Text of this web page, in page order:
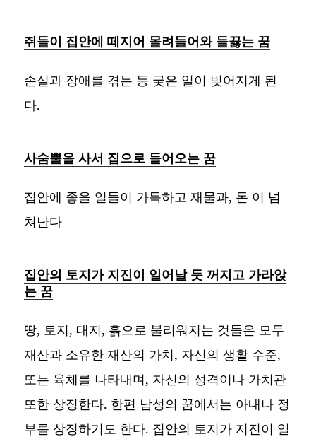
쥐들이 집안에 떼지어 몰려들어와 들끓는 꿈
손실과 장애를 겪는 등 궂은 일이 빚어지게 된
다.
사숨뿔을 사서 집으로 들어오는 꿈
집안에 좋을 일들이 가득하고 재물과, 돈 이 넘
쳐난다
집안의 토지가 지진이 일어날 듯 꺼지고 가라앉
는 꿈
땅, 토지, 대지, 흙으로 불리워지는 것들은 모두
재산과 소유한 재산의 가치, 자신의 생활 수준,
또는 육체를 나타내며, 자신의 성격이나 가치관
또한 상징한다. 한편 남성의 꿈에서는 아내나 정
부를 상징하기도 한다. 집안의 토지가 지진이 일